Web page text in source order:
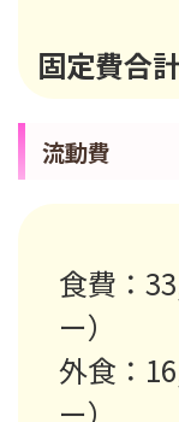
固定費合
流動費
食費：
ー）
外食：
ー）